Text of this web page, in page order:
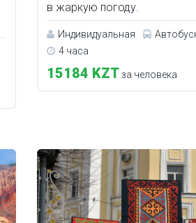
в жаркую погоду.
Индивидуальная
4 часа
15184 KZTза человека